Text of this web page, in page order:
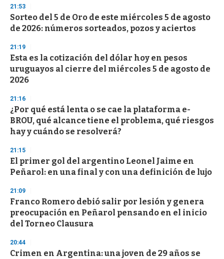
d
s
21:53
Sorteo del 5 de Oro de este miércoles 5 de agosto
de 2026: números sorteados, pozos y aciertos
21:19
Esta es la cotización del dólar hoy en pesos
uruguayos al cierre del miércoles 5 de agosto de
2026
21:16
¿Por qué está lenta o se cae la plataforma e-
BROU, qué alcance tiene el problema, qué riesgos
hay y cuándo se resolverá?
21:15
El primer gol del argentino Leonel Jaime en
Peñarol: en una final y con una definición de lujo
21:09
Franco Romero debió salir por lesión y genera
preocupación en Peñarol pensando en el inicio
del Torneo Clausura
20:44
Crimen en Argentina: una joven de 29 años se